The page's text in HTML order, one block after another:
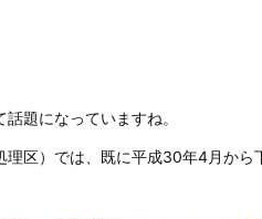
題になっていますね。
区）では、既に平成30年4月から